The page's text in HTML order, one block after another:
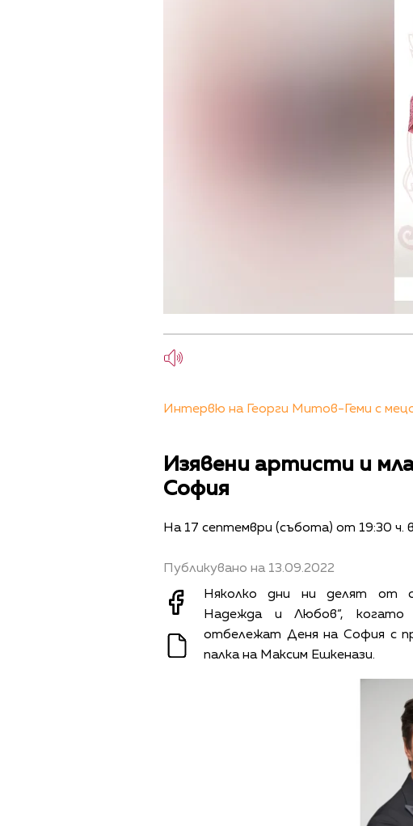
Интервю на Георги Митов-Геми с
Изявени артисти и
София
На 17 септември (събота) от 19:30 ч.
Публикувано на 13.09.2022
Няколко дни ни делят от
Надежда и Любов“, когато
отбележат Деня на София с
палка на Максим Ешкенази.